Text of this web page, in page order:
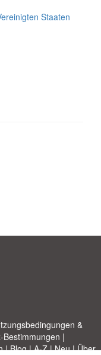
Staaten
&
Bestimmungen |
|Blog|A-Z|Neu|Über